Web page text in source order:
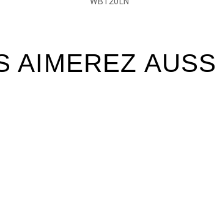
AIMEREZ